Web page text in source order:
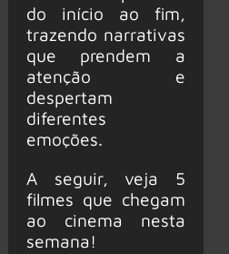
do início ao fim,
trazendo narrativas
que prendem a
atenção e
despertam
diferentes
emoções.
A seguir, veja 5
filmes que chegam
ao cinema nesta
semana!